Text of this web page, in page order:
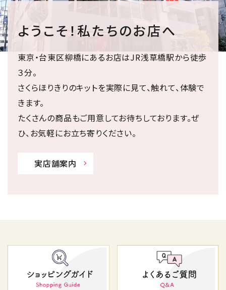
ようこそ！私たちのお店へ
東京・台東区柳橋にあるお店はJR浅草橋駅から徒歩
３分。
さくらほりきりのキットを実際に見て、触れて、体験で
きます。
たくさんの商品もご用意してお待ちしております。ぜ
ひ、お気軽にお立ち寄りください。
実店舗案内